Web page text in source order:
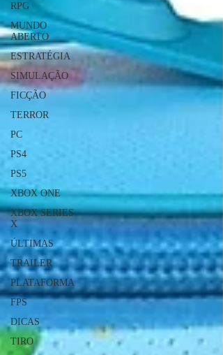
RPG
MUNDO
ABERTO
ESTRATÉGIA
SIMULAÇÃO
FICÇÃO
TERROR
PC
PS4
PS5
XBOX ONE
XBOX SERIES
X
ÚLTIMAS
TRAILER
PLATAFORMA
FPS
DICAS
TIRO